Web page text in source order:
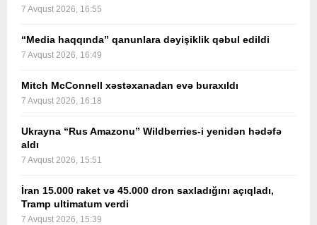
7 Avqust 2026, 16:55
“Media haqqında” qanunlara dəyişiklik qəbul edildi
7 Avqust 2026, 16:49
Mitch McConnell xəstəxanadan evə buraxıldı
7 Avqust 2026, 16:18
Ukrayna “Rus Amazonu” Wildberries-i yenidən hədəfə
aldı
7 Avqust 2026, 15:51
İran 15.000 raket və 45.000 dron saxladığını açıqladı,
Tramp ultimatum verdi
7 Avqust 2026, 15:39